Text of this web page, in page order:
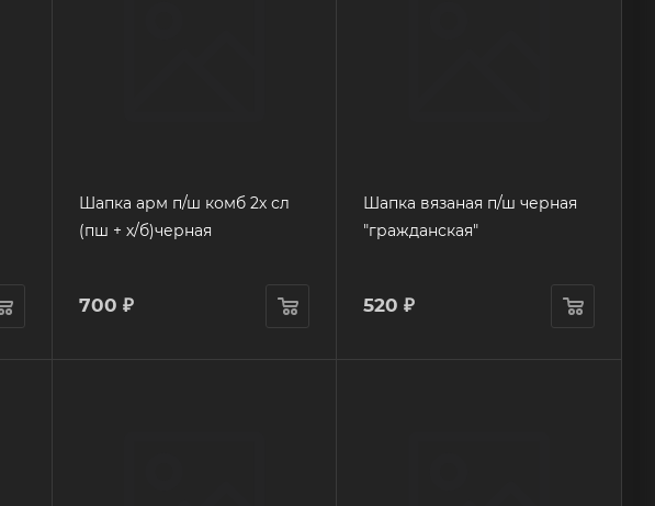
Шапка арм п/ш комб 2х сл
(пш + х/б)черная
700 ₽
Шапка вязаная п/ш черная
"гражданская"
520 ₽